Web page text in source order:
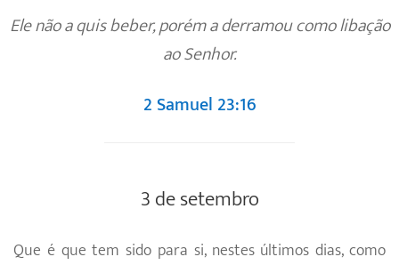
Ele não a quis beber, porém a derramou como libação
ao Senhor.
2 Samuel 23:16
3 de setembro
Que é que tem sido para si, nestes últimos dias, como